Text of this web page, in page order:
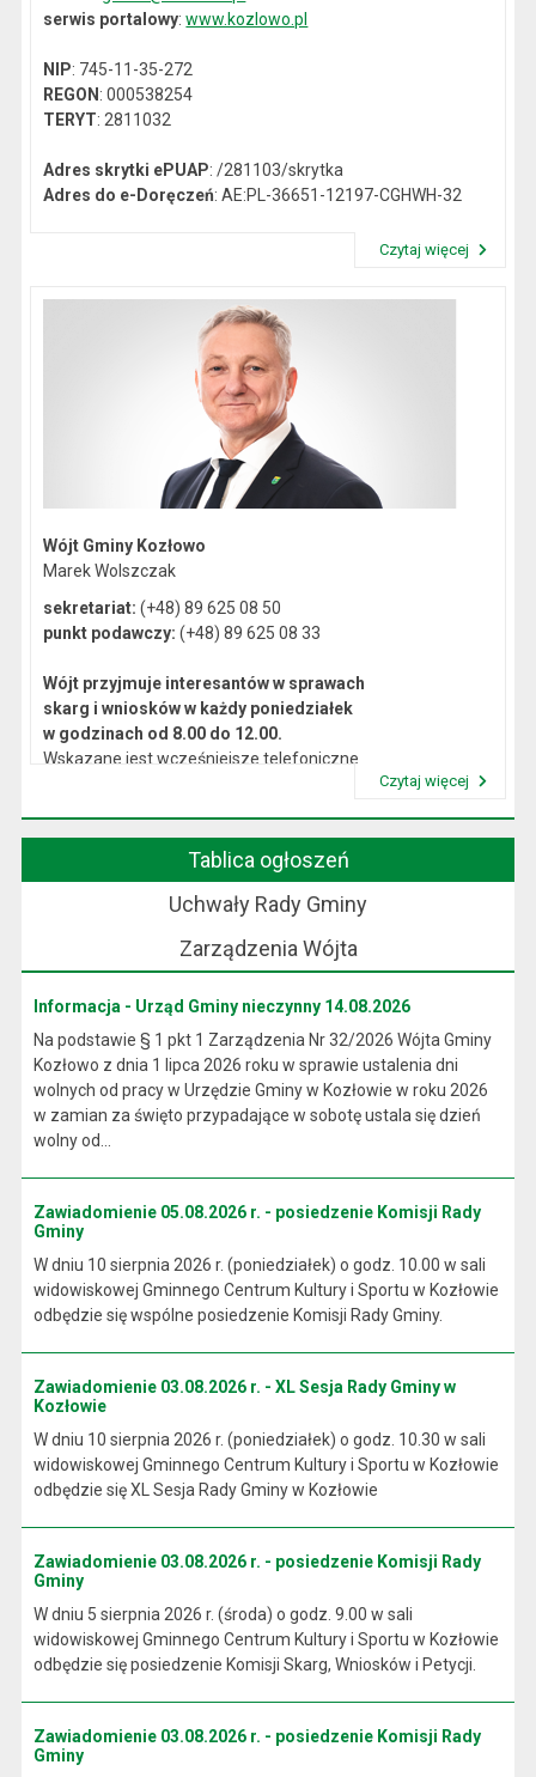
serwis portalowy:www.kozlowo.pl
NIP: 745-11-35-272
REGON: 000538254
TERYT: 2811032
Adres skrytki ePUAP: /281103/skrytka
Adres do e-Doręczeń: AE:PL-36651-12197-CGHWH-32
Czytaj więcej
Wójt Gminy Kozłowo
Marek Wolszczak
sekretariat: (+48) 89 625 08 50
punkt podawczy: (+48) 89 625 08 33
Wójt przyjmuje interesantów w sprawach
skarg i wniosków w każdy poniedziałek
w godzinach od 8.00 do 12.00.
Wskazane jest wcześniejsze telefoniczne
Czytaj więcej
Tablica ogłoszeń
Uchwały Rady Gminy
Zarządzenia Wójta
Informacja - Urząd Gminy nieczynny 14.08.2026
Na podstawie § 1 pkt 1 Zarządzenia Nr 32/2026 Wójta Gminy
Kozłowo z dnia 1 lipca 2026 roku w sprawie ustalenia dni
wolnych od pracy w Urzędzie Gminy w Kozłowie w roku 2026
w zamian za święto przypadające w sobotę ustala się dzień
wolny od...
Zawiadomienie 05.08.2026 r. - posiedzenie Komisji Rady
Gminy
W dniu 10 sierpnia 2026 r. (poniedziałek) o godz. 10.00 w sali
widowiskowej Gminnego Centrum Kultury i Sportu w Kozłowie
odbędzie się wspólne posiedzenie Komisji Rady Gminy.
Zawiadomienie 03.08.2026 r. - XL Sesja Rady Gminy w
Kozłowie
W dniu 10 sierpnia 2026 r. (poniedziałek) o godz. 10.30 w sali
widowiskowej Gminnego Centrum Kultury i Sportu w Kozłowie
odbędzie się XL Sesja Rady Gminy w Kozłowie
Zawiadomienie 03.08.2026 r. - posiedzenie Komisji Rady
Gminy
W dniu 5 sierpnia 2026 r. (środa) o godz. 9.00 w sali
widowiskowej Gminnego Centrum Kultury i Sportu w Kozłowie
odbędzie się posiedzenie Komisji Skarg, Wniosków i Petycji.
Zawiadomienie 03.08.2026 r. - posiedzenie Komisji Rady
Gminy